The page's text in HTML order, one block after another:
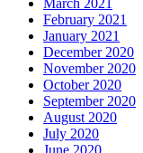
March 2021
February 2021
January 2021
December 2020
November 2020
October 2020
September 2020
August 2020
July 2020
June 2020